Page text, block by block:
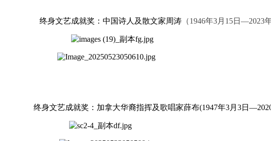
终身文艺成就奖：中国诗人及散文家周涛 （1946年3月15日—2023
终身文艺成就奖：加拿大华裔指挥及歌唱家薛布(1947年3月3日